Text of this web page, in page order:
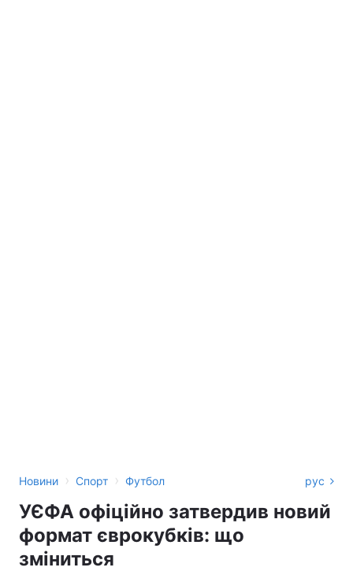
Новини › Спорт › Футбол рус
УЄФА офіційно затвердив новий
формат єврокубків: що
зміниться